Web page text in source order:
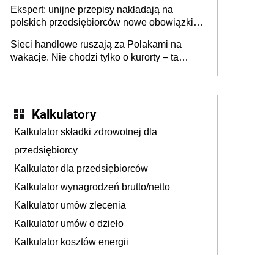
Ekspert: unijne przepisy nakładają na
polskich przedsiębiorców nowe obowiązki w
Sieci handlowe ruszają za Polakami na
wakacje. Nie chodzi tylko o kurorty – ta
Kalkulatory
Kalkulator składki zdrowotnej dla
przedsiębiorcy
Kalkulator dla przedsiębiorców
Kalkulator wynagrodzeń brutto/netto
Kalkulator umów zlecenia
Kalkulator umów o dzieło
Kalkulator kosztów energii